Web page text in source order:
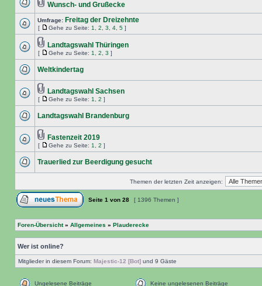
Wunsch- und Grußecke
Umfrage: Freitag der Dreizehnte
[ Gehe zu Seite: 1 2 3 4 5 ]
Landtagswahl Thüringen
[ Gehe zu Seite: 1 2 3 ]
Weltkindertag
Landtagswahl Sachsen
[ Gehe zu Seite: 1 2 ]
Landtagswahl Brandenburg
Fastenzeit 2019
[ Gehe zu Seite: 1 2 ]
Trauerlied zur Beerdigung gesucht
Themen der letzten Zeit anzeigen:
Seite 1 von 28 [ 1396 Themen ]
Foren-Übersicht» Allgemeines » Plauderecke
Wer ist online?
Mitglieder in diesem Forum: Majestic-12 [Bot] und 9 Gäste
Ungelesene Beiträge Keine ungelesenen Beiträge